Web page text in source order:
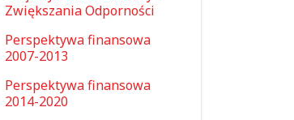
Zwiększania Odporności
Perspektywa finansowa
2007-2013
Perspektywa finansowa
2014-2020